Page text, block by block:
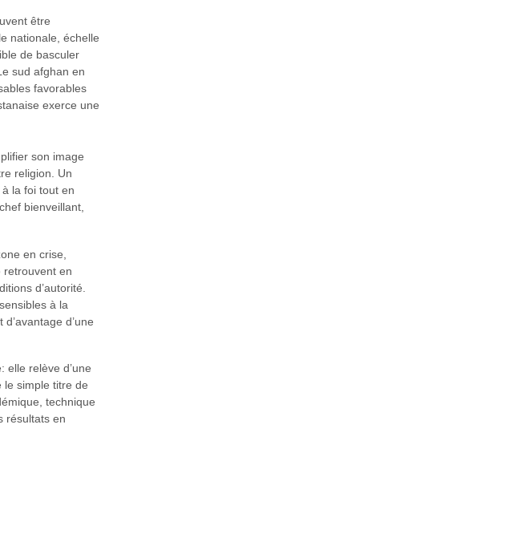
être
nationale, échelle
de basculer
sud afghan en
favorables
exerce une
son image
religion. Un
la foi tout en
bienveillant,
en crise,
retrouvent en
d’autorité.
à la
d’une
elle relève d’une
le simple titre de
technique
résultats en